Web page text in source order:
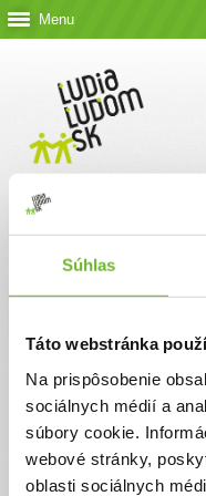
Súhlas
Táto webstránka
Na prispôsobenie
sociálnych médií a
súbory cookie.
webové stránky,
oblasti sociálnych
Menu
Kontaktné údaje
V prípade
emailom, alebo
ĽUDIA ĽUĎOM, n. o.